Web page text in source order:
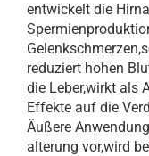
entwickelt die
reduziert hohen
die Leber,wirkt als
Effekte auf die
Äußere
alterung vor,wird